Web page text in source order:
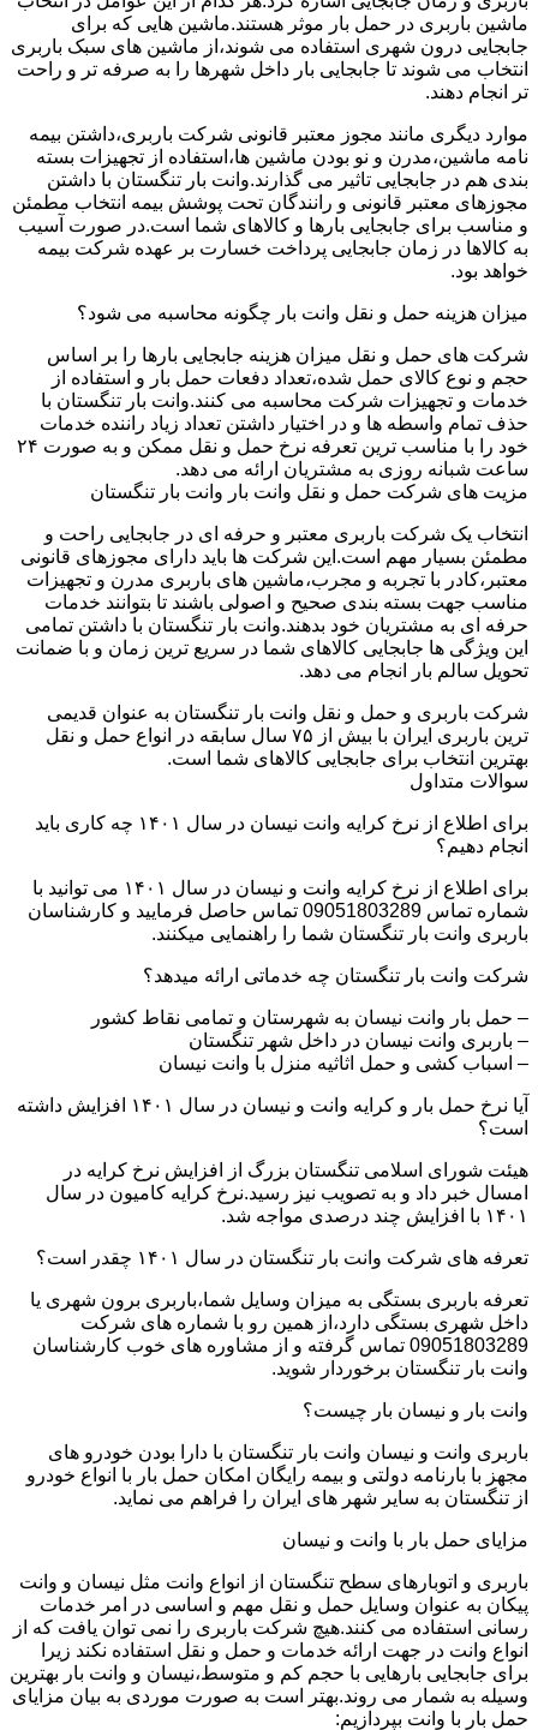
ماشین باربری در حمل بار موثر هستند.ماشین هایی که برای
جابجایی درون شهری استفاده می شوند،از ماشین های سبک باربری
انتخاب می شوند تا جابجایی بار داخل شهرها را به صرفه تر و راحت
تر انجام دهند.
موارد دیگری مانند مجوز معتبر قانونی شرکت باربری،داشتن بیمه
نامه ماشین،مدرن و نو بودن ماشین ها،استفاده از تجهیزات بسته
بندی هم در جابجایی تاثیر می گذارند.وانت بار تنگستان با داشتن
مجوزهای معتبر قانونی و رانندگان تحت پوشش بیمه انتخاب مطمئن
و مناسب برای جابجایی بارها و کالاهای شما است.در صورت آسیب
به کالاها در زمان جابجایی پرداخت خسارت بر عهده شرکت بیمه
خواهد بود.
میزان هزینه حمل و نقل وانت بار چگونه محاسبه می شود؟
شرکت های حمل و نقل میزان هزینه جابجایی بارها را بر اساس
حجم و نوع کالای حمل شده،تعداد دفعات حمل بار و استفاده از
خدمات و تجهیزات شرکت محاسبه می کنند.وانت بار تنگستان با
حذف تمام واسطه ها و در اختیار داشتن تعداد زیاد راننده خدمات
خود را با مناسب ترین تعرفه نرخ حمل و نقل ممکن و به صورت ۲۴
ساعت شبانه روزی به مشتریان ارائه می دهد.
مزیت های شرکت حمل و نقل وانت بار وانت بار تنگستان
انتخاب یک شرکت باربری معتبر و حرفه ای در جابجایی راحت و
مطمئن بسیار مهم است.این شرکت ها باید دارای مجوزهای قانونی
معتبر،کادر با تجربه و مجرب،ماشین های باربری مدرن و تجهیزات
مناسب جهت بسته بندی صحیح و اصولی باشند تا بتوانند خدمات
حرفه ای به مشتریان خود بدهند.وانت بار تنگستان با داشتن تمامی
این ویژگی ها جابجایی کالاهای شما در سریع ترین زمان و با ضمانت
تحویل سالم بار انجام می دهد.
شرکت باربری و حمل و نقل وانت بار تنگستان به عنوان قدیمی
ترین باربری ایران با بیش از ۷۵ سال سابقه در انواع حمل و نقل
بهترین انتخاب برای جابجایی کالاهای شما است.
سوالات متداول
برای اطلاع از نرخ کرایه وانت نیسان در سال ۱۴۰۱ چه کاری باید
انجام دهیم؟
برای اطلاع از نرخ کرایه وانت و نیسان در سال ۱۴۰۱ می توانید با
شماره تماس 09051803289 تماس حاصل فرمایید و کارشناسان
باربری وانت بار تنگستان شما را راهنمایی میکنند.
شرکت وانت بار تنگستان چه خدماتی ارائه میدهد؟
– حمل بار وانت نیسان به شهرستان و تمامی نقاط کشور
– باربری وانت نیسان در داخل شهر تنگستان
– اسباب کشی و حمل اثاثیه منزل با وانت نیسان
آیا نرخ حمل بار و کرایه وانت و نیسان در سال ۱۴۰۱ افزایش داشته
است؟
هیئت شورای اسلامی تنگستان بزرگ از افزایش نرخ کرایه در
امسال خبر داد و به تصویب نیز رسید.نرخ کرایه کامیون در سال
۱۴۰۱ با افزایش چند درصدی مواجه شد.
تعرفه های شرکت وانت بار تنگستان در سال ۱۴۰۱ چقدر است؟
تعرفه باربری بستگی به میزان وسایل شما،باربری برون شهری یا
داخل شهری بستگی دارد،از همین رو با شماره های شرکت
09051803289 تماس گرفته و از مشاوره های خوب کارشناسان
وانت بار تنگستان برخوردار شوید.
وانت بار و نیسان بار چیست؟
باربری وانت و نیسان وانت بار تنگستان با دارا بودن خودرو های
مجهز با بارنامه دولتی و بیمه رایگان امکان حمل بار با انواع خودرو
از تنگستان به سایر شهر های ایران را فراهم می نماید.
مزایای حمل بار با وانت و نیسان
باربری و اتوبارهای سطح تنگستان از انواع وانت مثل نیسان و وانت
پیکان به عنوان وسایل حمل و نقل مهم و اساسی در امر خدمات
رسانی استفاده می کنند.هیچ شرکت باربری را نمی توان یافت که از
انواع وانت در جهت ارائه خدمات و حمل و نقل استفاده نکند زیرا
برای جابجایی بارهایی با حجم کم و متوسط،نیسان و وانت بار بهترین
وسیله به شمار می روند.بهتر است به صورت موردی به بیان مزایای
حمل بار با وانت بپردازیم: